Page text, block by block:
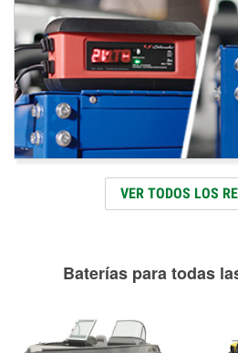
VER TODOS LOS
Baterías para todas